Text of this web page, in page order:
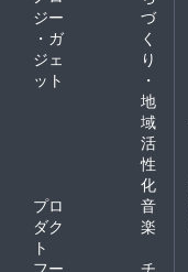
ジー
・ガ
ジェ
ット
づ
く
り
・
地
域
活
性
化
プロ
ダク
ト
音
楽
フー
チ